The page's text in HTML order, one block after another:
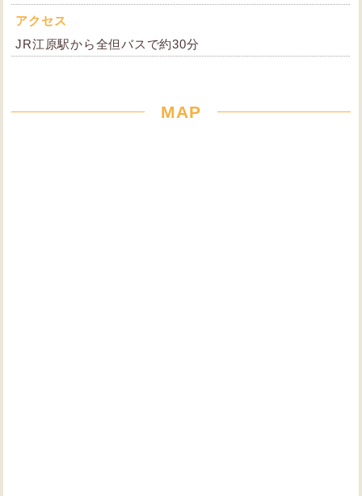
アクセス
JR江原駅から全但バスで約30分
MAP